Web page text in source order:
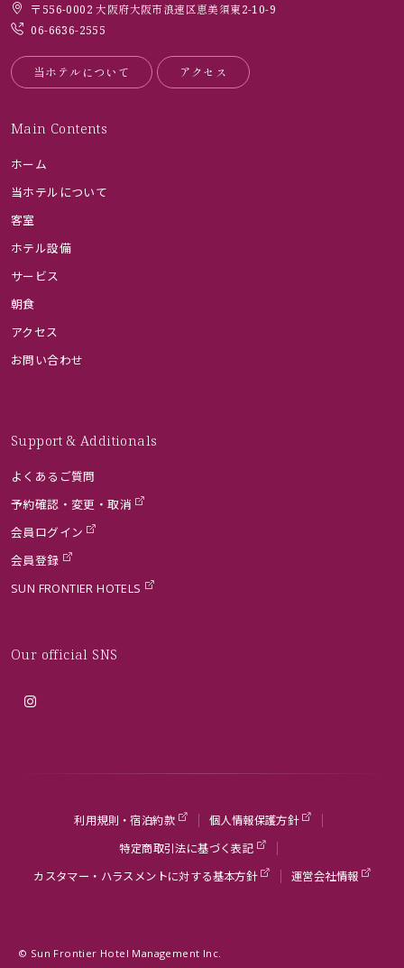
〒556-0002 大阪府大阪市浪速区恵美須東2-10-9
06-6636-2555
当ホテルについて アクセス
Main Contents
ホーム
当ホテルについて
客室
ホテル設備
サービス
朝食
アクセス
お問い合わせ
Support & Additionals
よくあるご質問
予約確認・変更・取消
会員ログイン
会員登録
SUN FRONTIER HOTELS
Our official SNS
利用規則・宿泊約款
個人情報保護方針
特定商取引法に基づく表記
カスタマー・ハラスメントに対する基本方針
運営会社情報
© Sun Frontier Hotel Management Inc.